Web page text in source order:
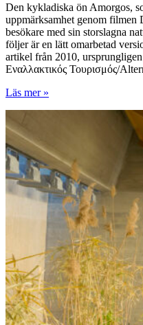
Den kykladiska ön Amorgos,
uppmärksamhet genom filmen
besökare med sin storslagna
följer är en lätt omarbetad
artikel från 2010,
Εναλλακτικός Τουρισμός/
Amorgos
pärla
i
det
stora
blå
Läs mer »